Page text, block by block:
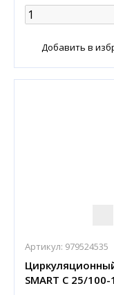
Добавить в
Артикул: 979524535
SMART C 25/100-